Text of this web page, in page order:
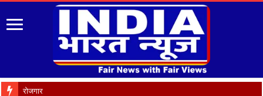
रोजगार को मौलिक अधिकार बनाए जाने समेत